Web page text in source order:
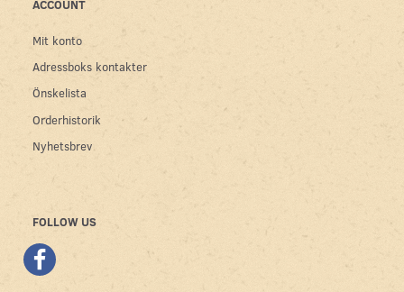
ACCOUNT
Mit konto
Adressboks kontakter
Önskelista
Orderhistorik
Nyhetsbrev
FOLLOW US